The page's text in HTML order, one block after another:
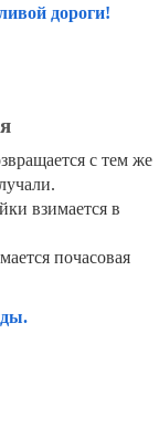
дороги!
с тем же
взимается в
почасовая